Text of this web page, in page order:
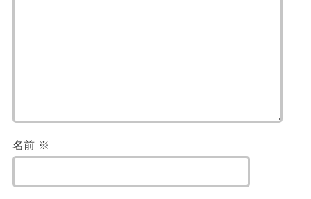
名前 ※